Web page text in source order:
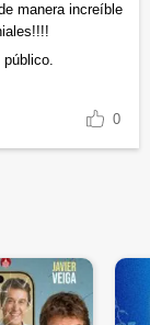
manera increíble
público.
0